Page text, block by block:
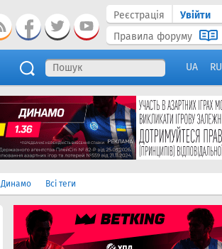
Реєстрація
Увійти
Правила форуму
UA RU
Динамо Всі теги